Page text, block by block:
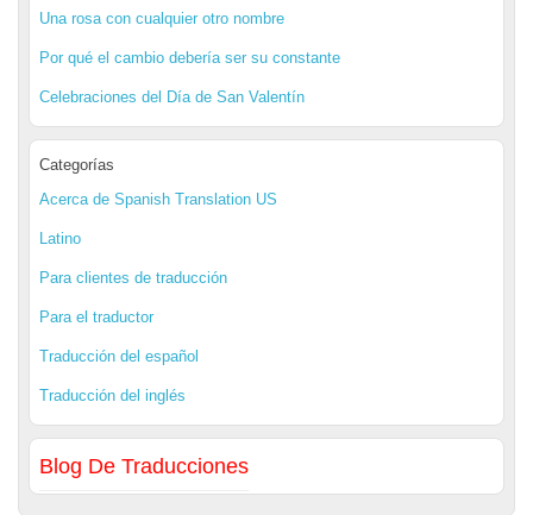
Una rosa con cualquier otro nombre
Por qué el cambio debería ser su constante
Celebraciones del Día de San Valentín
Categorías
Acerca de Spanish Translation US
Latino
Para clientes de traducción
Para el traductor
Traducción del español
Traducción del inglés
Blog De Traducciones